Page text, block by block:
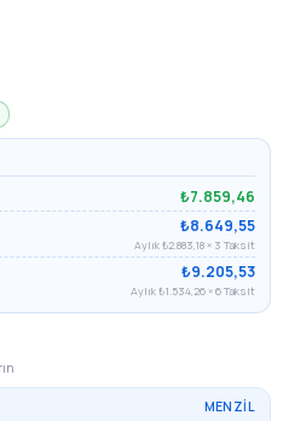
₺7.859,46
₺8.649,55
Aylık ₺2.883,18 × 3 Taksit
₺9.205,53
Aylık ₺1.534,26 × 6 Taksit
MENZIL